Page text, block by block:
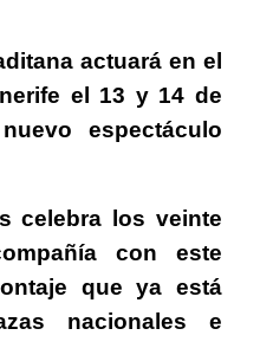
actuará en el
el 13 y 14 de
espectáculo
celebra los veinte
con este
que ya está
nacionales e